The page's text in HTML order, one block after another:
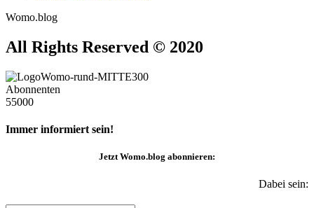
Womo.blog
All Rights Reserved © 2020
Abonnenten
55000
Immer informiert sein!
JetztWomo.blog abonnieren:
Dabei sein: